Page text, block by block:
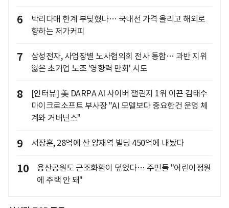
6
박리다매 한계 부딪혔나… 국내선 가격 올리고 해외로
향하는 저가커피
7
삼성전자, 사업장별 노사협의회 전사 통합… 과반 지위
잃은 초기업 노조 '영향력 만회' 시도
8
[인터뷰] 美 DARPA AI 사이버 챌린지 1위 이끈 김태수
마이크로소프트 부사장 "AI 모델보다 중요한건 운영 체
계와 거버넌스"
9 서장훈, 28억에 산 양재역 빌딩 450억에 내놨다
10
용산공원도 근조화환이 덮었다… 주민들 "어린이정원
에 주택 안 돼"